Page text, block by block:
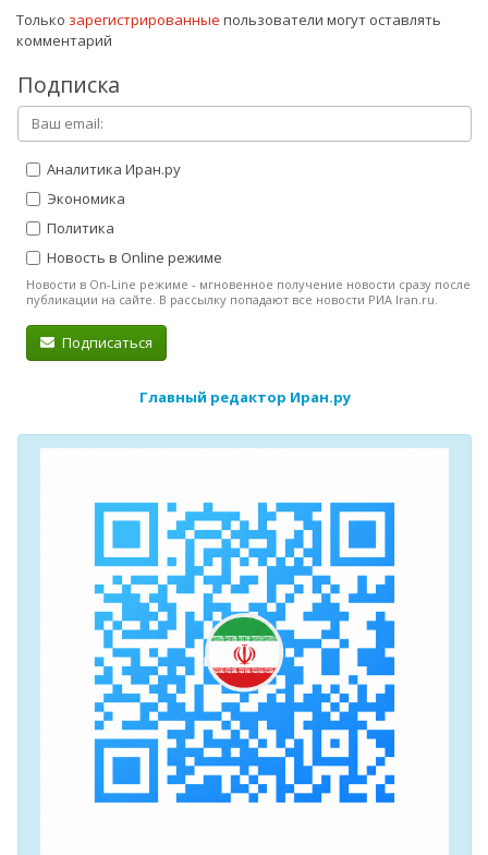
Только зарегистрированные пользователи могут оставлять
комментарий
Подписка
Аналитика Иран.ру
Экономика
Политика
Новость в Online режиме
Новости в On-Line режиме - мгновенное получение новости сразу после
публикации на сайте. В рассылку попадают все новости РИА Iran.ru.
Подписаться
Главный редактор Иран.ру